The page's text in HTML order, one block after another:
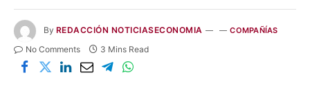
By REDACCIÓN NOTICIASECONOMIA COMPAÑÍAS
No Comments 3 Mins Read